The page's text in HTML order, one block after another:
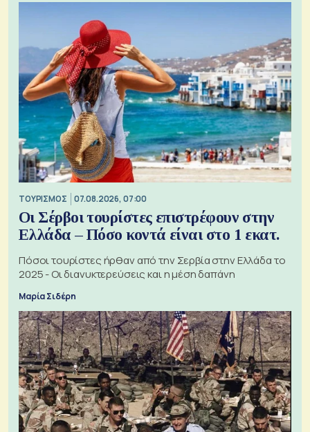
ΤΟΥΡΙΣΜΟΣ 07.08.2026, 07:00
Οι Σέρβοι τουρίστες επιστρέφουν στην
Ελλάδα – Πόσο κοντά είναι στο 1 εκατ.
Πόσοι τουρίστες ήρθαν από την Σερβία στην Ελλάδα το
2025 - Οι διανυκτερεύσεις και η μέση δαπάνη
Μαρία Σιδέρη